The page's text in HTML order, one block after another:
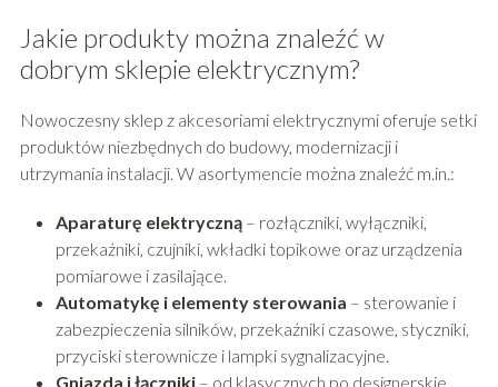
Jakie produkty można znaleźć w
dobrym sklepie elektrycznym?
Nowoczesny sklep z akcesoriami elektrycznymi oferuje setki
produktów niezbędnych do budowy, modernizacji i
utrzymania instalacji. W asortymencie można znaleźć m.in.:
Aparaturę elektryczną– rozłączniki, wyłączniki,
przekaźniki, czujniki, wkładki topikowe oraz urządzenia
pomiarowe i zasilające.
Automatykę i elementy sterowania – sterowanie i
zabezpieczenia silników, przekaźniki czasowe, styczniki,
przyciski sterownicze i lampki sygnalizacyjne.
Gniazda i łączniki– od klasycznych po designerskie